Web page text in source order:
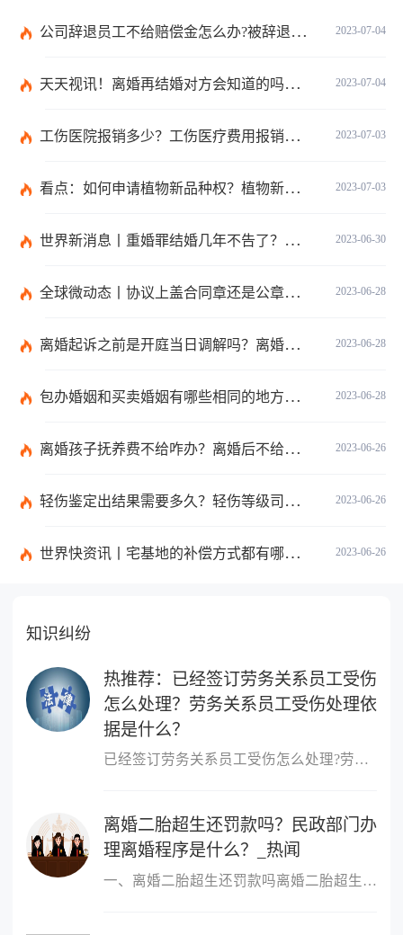
2023-07-04
公司辞退员工不给赔偿金怎么办?被辞退时当月工资是会发放的吗？
2023-07-04
天天视讯！离婚再结婚对方会知道的吗？离婚判决是办理再婚手续的吗？
2023-07-03
工伤医院报销多少？工伤医疗费用报销范围是什么？-实时焦点
2023-07-03
看点：如何申请植物新品种权？植物新品种权申请费是多少？
2023-06-30
世界新消息丨重婚罪结婚几年不告了？重婚罪认定的条件是什么？
2023-06-28
全球微动态丨协议上盖合同章还是公章？假公章签合同法律责任？
2023-06-28
离婚起诉之前是开庭当日调解吗？离婚调解无效，准予离婚的情形有哪些？ 环球焦点
2023-06-28
包办婚姻和买卖婚姻有哪些相同的地方？包办婚姻违法吗？
2023-06-26
离婚孩子抚养费不给咋办？离婚后不给抚养费怎么起诉？ 每日视点
2023-06-26
轻伤鉴定出结果需要多久？轻伤等级司法鉴定流程是什么？|世界快资讯
2023-06-26
世界快资讯丨宅基地的补偿方式都有哪些？国有土地上房屋征收与补偿条例第十九条的内容是什么？
知识纠纷
热推荐：已经签订劳务关系员工受伤
怎么处理？劳务关系员工受伤处理依
据是什么？
已经签订劳务关系员工受伤怎么处理?劳务关系员工受伤处理依据是什么
离婚二胎超生还罚款吗？民政部门办
理离婚程序是什么？_热闻
一、离婚二胎超生还罚款吗离婚二胎超生不罚款。我国已经废除了二胎